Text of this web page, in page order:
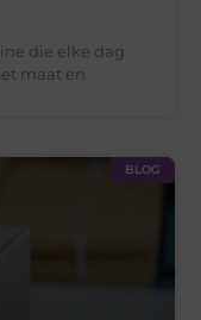
die elke dag
maat en
BLOG